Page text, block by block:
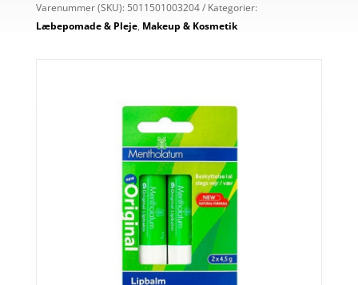
Varenummer (SKU): 5011501003204
Kategorier:
Læbepomade & Pleje, Makeup & Kosmetik